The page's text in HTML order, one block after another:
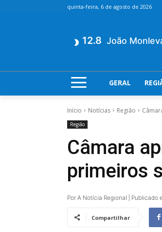
quinta-feira, 6 de agosto de 2026
12.8 João
GERAL
Início Notícias Região
Região
Câmara
primeiros
Por A Notícia Regional | Publicado
Compartilhar